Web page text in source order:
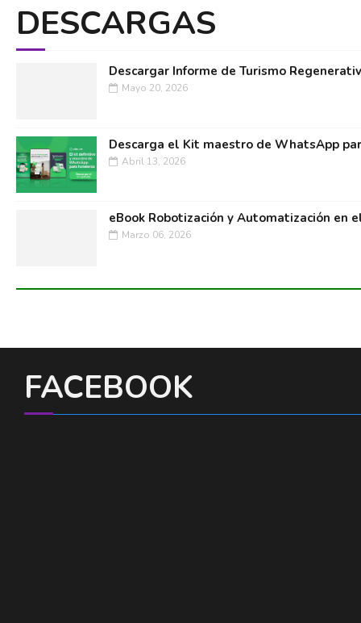
DESCARGAS
Descargar Informe de Turismo
Mayo 20, 2026
Descarga el Kit maestro de WhatsApp
Abril 13, 2026
eBook Robotización y Automatización en
Marzo 06, 2026
FACEBOOK